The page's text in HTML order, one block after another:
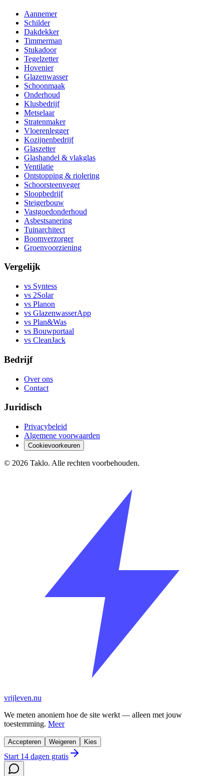
Aannemer
Schilder
Dakdekker
Timmerman
Stukadoor
Tegelzetter
Hovenier
Glazenwasser
Schoonmaak
Onderhoud
Klusbedrijf
Metselaar
Stratenmaker
Vloerenlegger
Kozijnenbedrijf
Glaszetter
Glashandel & vlakglas
Ventilatie
Ontstopping & riolering
Schoorsteenveger
Sloopbedrijf
Steigerbouw
Vastgoedonderhoud
Asbestsanering
Tuinarchitect
Boomverzorger
Groenvoorziening
Vergelijk
vs Syntess
vs 2Solar
vs Planon
vs GlazenwasserApp
vs Plan&Was
vs Bouwportaal
vs CleanJack
Bedrijf
Over ons
Contact
Juridisch
Privacybeleid
Algemene voorwaarden
Cookievoorkeuren
© 2026 Taklo. Alle rechten voorbehouden.
vrijleven.nu
We meten anoniem hoe de site werkt — alleen met jouw
toestemming. Meer
Accepteren Weigeren Kies
Start 14 dagen gratis